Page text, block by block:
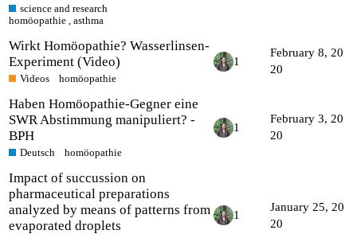
science and research
homöopathie ,asthma
Wirkt Homöopathie? Wasserlinsen-
Experiment (Video)
Videos homöopathie
1
February 8, 20
20
Haben Homöopathie-Gegner eine
SWR Abstimmung manipuliert? -
BPH
Deutsch homöopathie
1
February 3, 20
20
Impact of succussion on
pharmaceutical preparations
analyzed by means of patterns from
evaporated droplets
1
January 25, 20
20